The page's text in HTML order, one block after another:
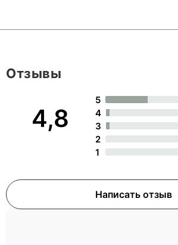
4,8
5
4
3
2
1
Написать отзыв
Отзывы